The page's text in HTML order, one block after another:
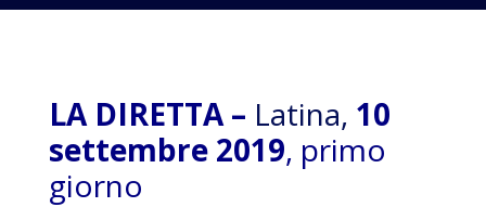
LA DIRETTA – Latina, 10
settembre 2019, primo
giorno